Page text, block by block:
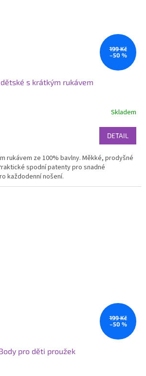
199 Kč
–50 %
s krátkým rukávem
Skladem
DETAIL
rukávem ze 100% bavlny. Měkké, prodyšné
spodní patenty pro snadné
každodenní nošení.
199 Kč
–50 %
pro děti proužek